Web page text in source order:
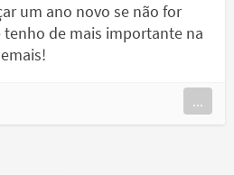
um ano novo se não for
de mais importante na
...